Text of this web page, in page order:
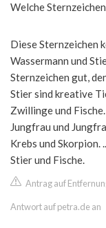
Welche
Diese Sternzeichen
Wassermann und
Sternzeichen gut,
Stier sind kreative
Zwillinge und Fische.
Jungfrau und
Krebs und Skorpion.
Stier und Fische.
Antrag auf
Antwort auf petra.de an